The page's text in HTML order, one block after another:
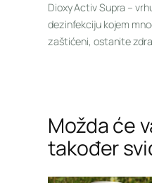
Dioxy Activ Supra –
dezinfekciju kojem
zaštićeni, ostanite
Možda će
također